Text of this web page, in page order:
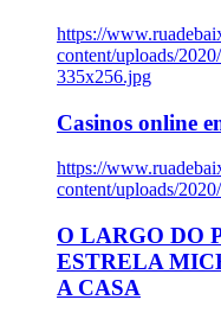
https://
content/uploads/
335x256.jpg
Casinos online
https://
content/uploads/
O LARGO DO
ESTRELA
A CASA